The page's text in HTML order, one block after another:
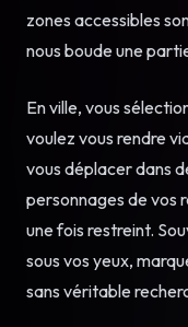
zones accessibles
nous boude une
En ville, vous
voulez vous rendre
vous déplacer dans
personnages de vos
une fois restreint.
sous vos yeux,
sans véritable